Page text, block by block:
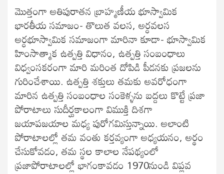
మొత్తంగా అతిపురాతన బ్రాహ్మణీయ భూస్వామిక
భారతీయ సమాజం- తొలుత వలస, అర్ధవలస
అర్ధభూస్వామిక సమాజంగా మారినా కూడా- భూస్వామిక
హింసాత్మాక ఉత్పత్తి విధానం, ఉత్పత్తి సంబంధాలు
విధ్వంసకరంగా మారి మరింత దోపిడి పీడనకు ప్రజలను
గురించేశాయి. ఉత్పత్తి శక్తులు తమకు అవరోధంగా
మారిన ఉత్పత్తి సంబంధాల సంకెళ్ళను బద్దలు కొట్టే ప్రజా
పోరాటాలు సుదీర్ఘకాలంగా విముక్తి దిశగా
జయాపజయాల మధ్య పురోగమిస్తున్నాయి. అలాంటి
పోరాటాలల్లో తమ వంతు కర్తవ్యంగా అధ్యయనం, అర్థం
చేసుకోవడం, తమ స్థల కాలాల నేపథ్యంలో
ప్రజాపోరాటాలల్లో భాగంకావడం 1970నుండి విప్లవ